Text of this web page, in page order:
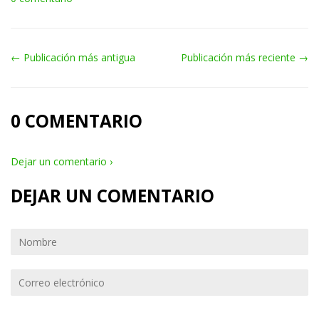
← Publicación más antigua Publicación más reciente →
0 COMENTARIO
Dejar un comentario ›
DEJAR UN COMENTARIO
Nombre
Correo